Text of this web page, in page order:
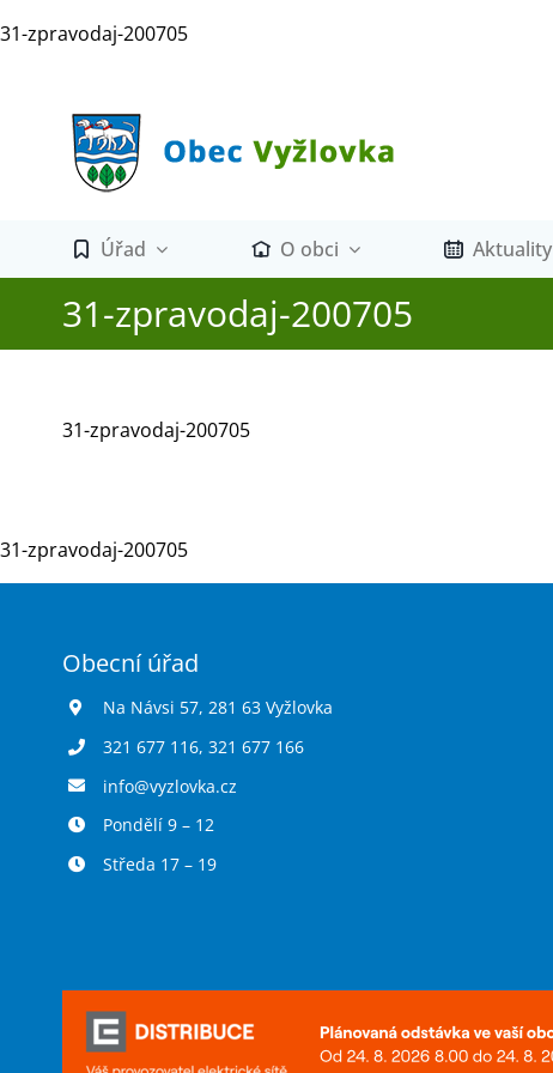
na
31-zpravodaj-200705
Úřad O obci Aktuality
31-zpravodaj-200705
31-zpravodaj-200705
31-zpravodaj-200705
Obecní úřad
Na Návsi 57, 281 63 Vyžlovka
321 677 116, 321 677 166
info@vyzlovka.cz
Pondělí 9 – 12
Středa 17 – 19